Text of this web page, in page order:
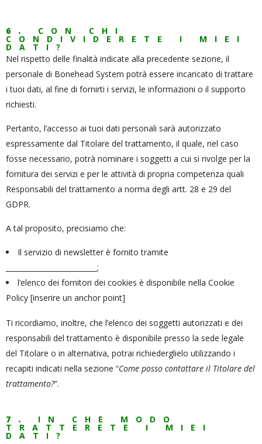
6. CON CHI
CONDIVIDERETE I MIEI
DATI?
Nel rispetto delle finalità indicate alla precedente sezione, il
personale di Bonehead System potrà essere incaricato di trattare
i tuoi dati, al fine di fornirti i servizi, le informazioni o il supporto
richiesti.
Pertanto, l’accesso ai tuoi dati personali sarà autorizzato
espressamente dal Titolare del trattamento, il quale, nel caso
fosse necessario, potrà nominare i soggetti a cui si rivolge per la
fornitura dei servizi e per le attività di propria competenza quali
Responsabili del trattamento a norma degli artt. 28 e 29 del
GDPR.
A tal proposito, precisiamo che:
Il servizio di newsletter è fornito tramite
__________________________;
l’elenco dei fornitori dei cookies è disponibile nella Cookie
Policy [inserire un anchor point]
Ti ricordiamo, inoltre, che l’elenco dei soggetti autorizzati e dei
responsabili del trattamento è disponibile presso la sede legale
del Titolare o in alternativa, potrai richiederglielo utilizzando i
recapiti indicati nella sezione “Come posso contattare il Titolare del
trattamento?”.
7. IN CHE MODO
TRATTERETE I MIEI
DATI?